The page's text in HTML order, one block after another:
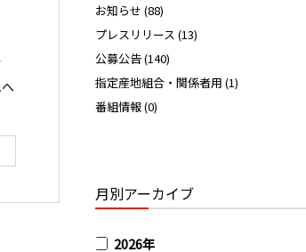
お知らせ (88)
プレスリリース (13)
公募公告 (140)
指定産地組合・関係者用 (1)
番組情報 (0)
月別アーカイブ
2026年